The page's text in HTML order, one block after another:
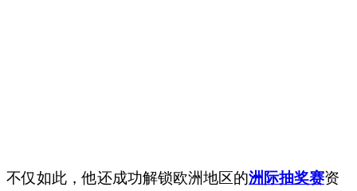
不仅如此，他还成功解锁欧洲地区的洲际抽奖赛资